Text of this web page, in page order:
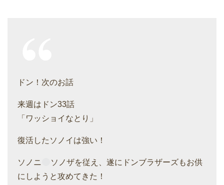
ドン！次のお話
来週はドン33話
「ワッショイなとり」
復活したソノイは強い！
ソノニ
ソノザを従え、遂にドンブラザーズもお供
にしようと攻めてきた！